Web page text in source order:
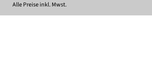
Alle Preise inkl. Mwst.